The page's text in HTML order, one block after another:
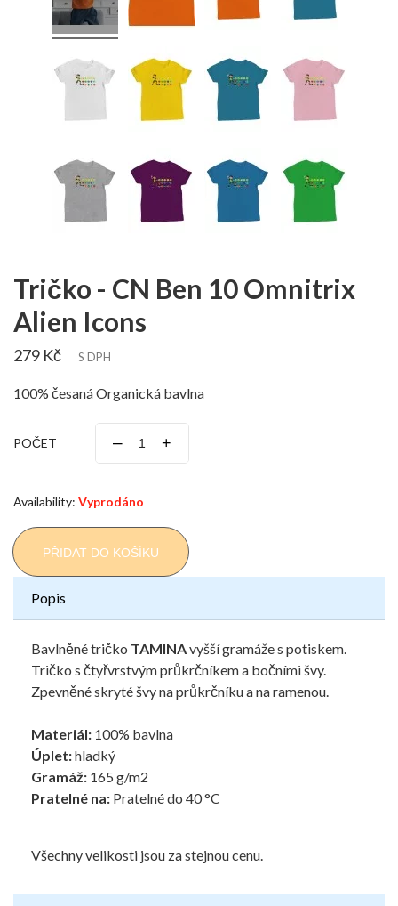
Tričko - CN Ben 10 Omnitrix
Alien Icons
279 Kč S DPH
100% česaná Organická bavlna
POČET – +
Availability: Vyprodáno
PŘIDAT DO KOŠÍKU
Popis
Bavlněné tričko TAMINAvyšší gramáže s potiskem.
Tričko s čtyřvrstvým průkrčníkem a bočními švy.
Zpevněné skryté švy na průkrčníku a na ramenou.
Materiál: 100% bavlna
Úplet:hladký
Gramáž: 165 g/m2
Pratelné na: Pratelné do 40 °C
Všechny velikosti jsou za stejnou cenu.